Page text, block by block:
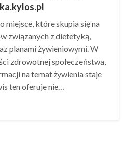
miejsce, które skupia się na
związanych z dietetyką,
planami żywieniowymi. W
zdrowotnej społeczeństwa,
na temat żywienia staje
ten oferuje nie…